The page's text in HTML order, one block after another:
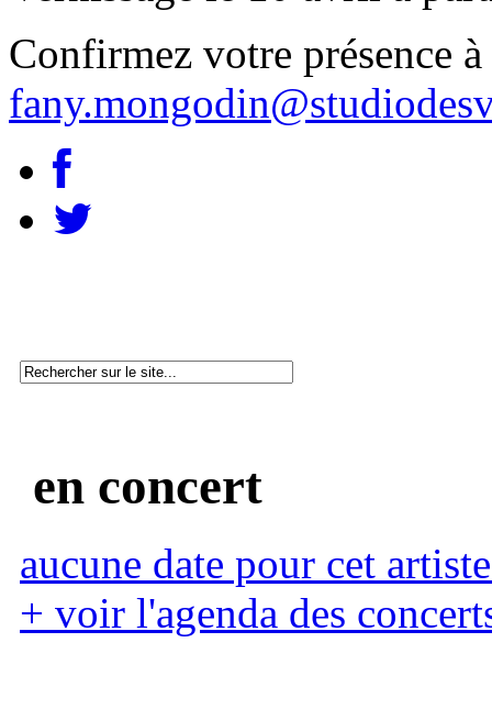
Confirmez votre présence à
en concert
aucune date pour cet
+ voir l'agenda des